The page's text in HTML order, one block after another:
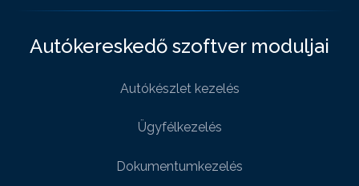
Autókereskedő szoftver moduljai
Autókészlet kezelés
Ügyfélkezelés
Dokumentumkezelés